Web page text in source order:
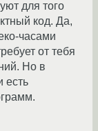
для того
код. Да,
часами
от тебя
Но в
есть